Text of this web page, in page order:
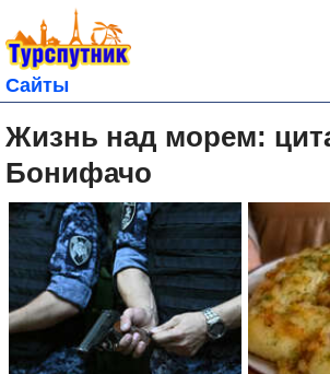
Сайты
Жизнь над морем:
Бонифачо